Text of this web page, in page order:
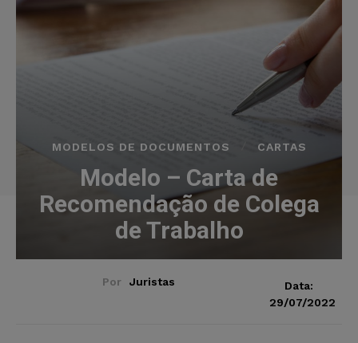
MODELOS DE DOCUMENTOS CARTAS
Modelo – Carta de
Recomendação de Colega
de Trabalho
Por Juristas
Data:
29/07/2022